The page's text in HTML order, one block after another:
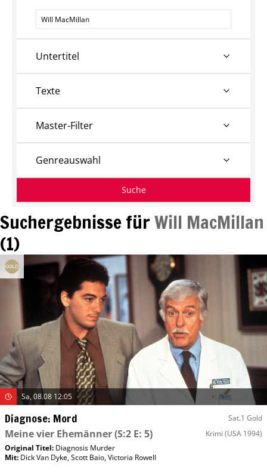
Suchergebnisse fürWill MacMillan
(1)
Sa, 08.08 12:05
Diagnose: Mord Sat.1 Gold
Meine vier Ehemänner(S:2 E: 5) Krimi (USA 1994)
Original Titel: Diagnosis Murder
Mit: Dick Van Dyke,Scott Baio,Victoria Rowell
Personen
Untertitel
Texte
Master-Filter
Genreauswahl
Suche